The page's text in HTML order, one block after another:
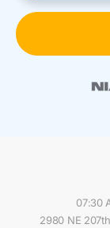
07:30
2980 NE